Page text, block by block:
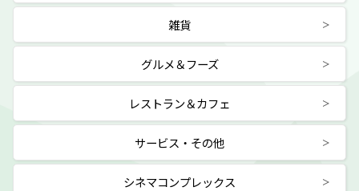
雑貨
グルメ＆フーズ
レストラン＆カフェ
サービス・その他
シネマコンプレックス